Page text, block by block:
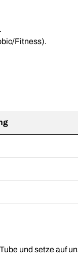
Fitness).
und setze auf